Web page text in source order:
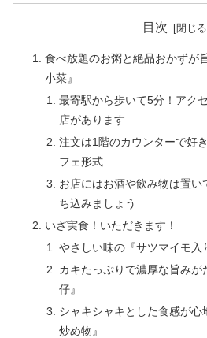
目次
食べ放題のお粥と絶品おかずが
小菜』
最寄駅から歩いて5分！アク
店があります
注文は1階のカウンターで好
フェ形式
お店にはお酒や飲み物は置い
ち込みましょう
いざ実食！いただきます！
やさしい味の『サツマイモ入
カキたっぷりで濃厚な旨みが
仔』
シャキシャキとした食感が心
炒め物』